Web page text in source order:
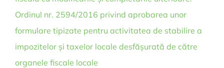
Ordinul nr. 2594/2016 privind aprobarea unor
formulare tipizate pentru activitatea de stabilire a
impozitelor și taxelor locale desfășurată de către
organele fiscale locale